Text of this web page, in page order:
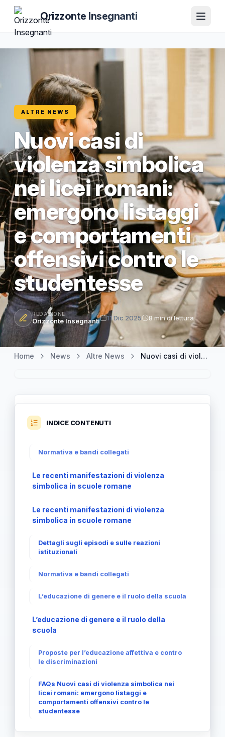
Orizzonte Insegnanti
ALTRE NEWS
Nuovi casi di
violenza simbolica
nei licei romani:
emergono listaggi
e comportamenti
offensivi contro le
studentesse
REDAZIONE
Orizzonte Insegnanti 11 Dic 2025 8 min di lettura
Home News Altre News Nuovi casi di violenza simbolica nei licei romani: emergono listaggi e comportamenti offensivi contro le studentesse
INDICE CONTENUTI
Normativa e bandi collegati
Le recenti manifestazioni di violenza
simbolica in scuole romane
Le recenti manifestazioni di violenza
simbolica in scuole romane
Dettagli sugli episodi e sulle reazioni
istituzionali
Normativa e bandi collegati
L’educazione di genere e il ruolo della scuola
L’educazione di genere e il ruolo della
scuola
Proposte per l’educazione affettiva e contro
le discriminazioni
FAQs Nuovi casi di violenza simbolica nei
licei romani: emergono listaggi e
comportamenti offensivi contro le
studentesse